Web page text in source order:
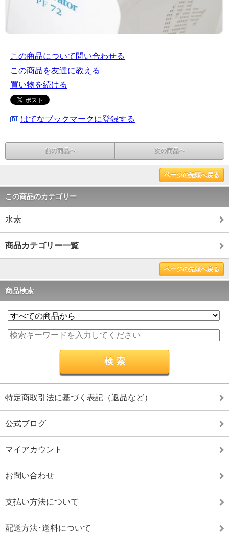
この商品について問い合わせる
この商品を友達に教える
買い物を続ける
はてなブックマークに登録する
前の商品へ 次の商品へ
ページの先頭へ戻る
この商品のカテゴリー
水素
商品カテゴリー一覧
ページの先頭へ戻る
商品検索
特定商取引法に基づく表記（返品など）
公式ブログ
マイアカウント
お問い合わせ
支払い方法について
配送方法･送料について